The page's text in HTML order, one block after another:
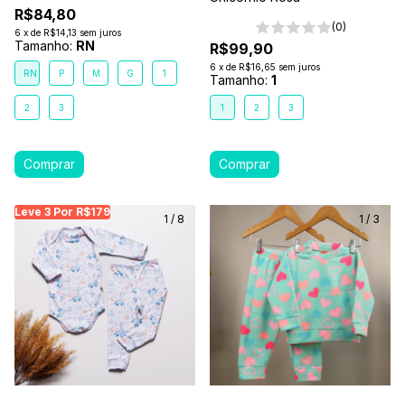
R$84,80
6 x de R$14,13 sem juros
Tamanho: RN
RN P M G 1
2 3
(0)
R$99,90
6 x de R$16,65 sem juros
Tamanho: 1
1 2 3
Leve 3 Por R$179
Leve 3 Por R$179 Leve 3 Por R$179 Leve
1 / 8 1 / 3